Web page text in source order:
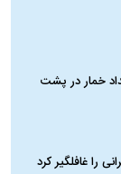
خمار در پشت
را غافلگیر کرد